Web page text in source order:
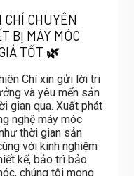
CHUYÊN
BỊ MÁY MÓC
TỐT 🌿
Chíxin gửi lời tri
và yêu mến sản
gian qua. Xuất phát
nghệ máy móc
thời gian sản
với kinh nghiệm
kế, bảo trì bảo
, chúng tôi mong